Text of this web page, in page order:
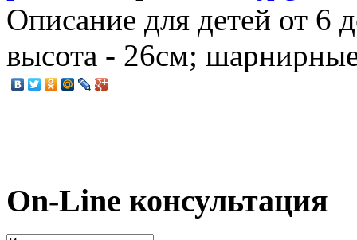
Описание для детей от 6
высота - 26см;
On-Line консультация